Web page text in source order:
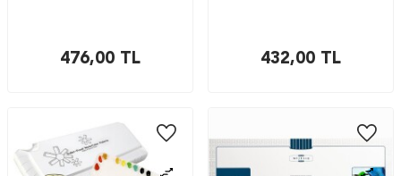
476,00 TL 432,00 TL